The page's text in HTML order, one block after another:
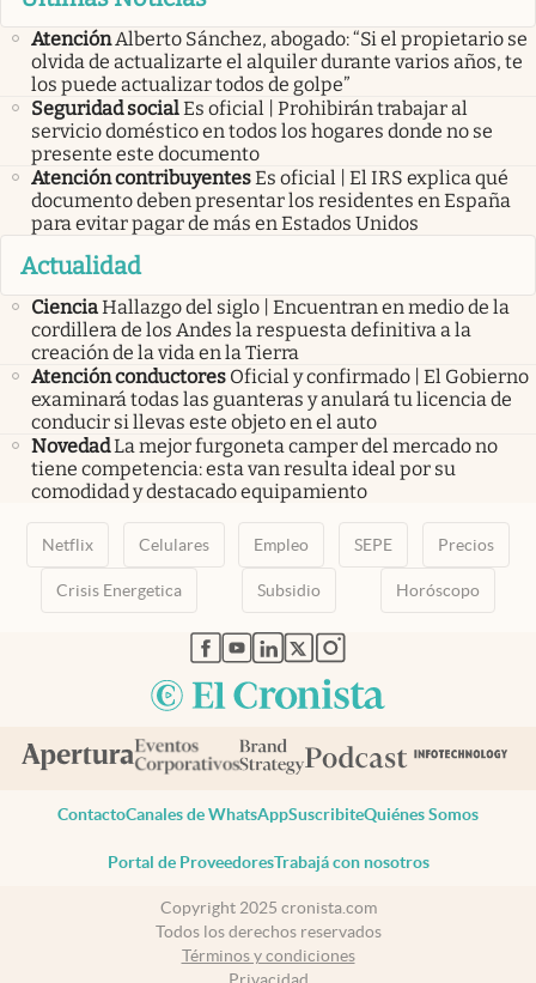
AtenciónAlberto Sánchez, abogado: “Si el propietario se
olvida de actualizarte el alquiler durante varios años, te
los puede actualizar todos de golpe”
Seguridad socialEs oficial | Prohibirán trabajar al
servicio doméstico en todos los hogares donde no se
presente este documento
Atención contribuyentesEs oficial | El IRS explica qué
documento deben presentar los residentes en España
para evitar pagar de más en Estados Unidos
Actualidad
CienciaHallazgo del siglo | Encuentran en medio de la
cordillera de los Andes la respuesta definitiva a la
creación de la vida en la Tierra
Atención conductores Oficial y confirmado | El Gobierno
examinará todas las guanteras y anulará tu licencia de
conducir si llevas este objeto en el auto
NovedadLa mejor furgoneta camper del mercado no
tiene competencia: esta van resulta ideal por su
comodidad y destacado equipamiento
Netflix Celulares Empleo SEPE Precios
Crisis Energetica Subsidio Horóscopo
abre en nueva pestaña
abre en nueva pestaña
abre en nueva pestaña
abre en nueva pestaña
abre en nueva pestaña
ContactoCanales de WhatsAppSuscribiteQuiénes Somos
Portal de ProveedoresTrabajá con nosotros
Copyright 2025 cronista.com
Todos los derechos reservados
Términos y condiciones